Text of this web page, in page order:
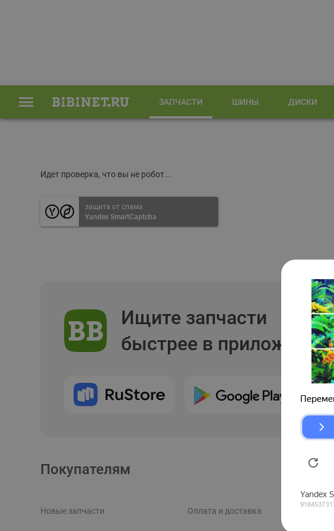
ЗАПЧАСТИ ШИНЫ ДИСКИ
Идет проверка, что вы не робот...
защита от спама
Yandex SmartCaptcha
Ищите запчасти
быстрее в приложении
Покупателям
Новые запчасти Оплата и доставка